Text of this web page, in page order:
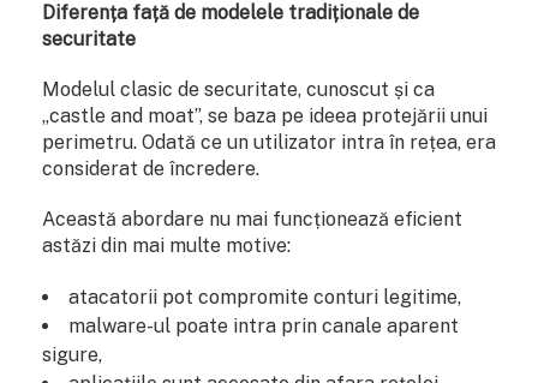
Diferența față de modelele tradiționale de
securitate
Modelul clasic de securitate, cunoscut și ca
„castle and moat”, se baza pe ideea protejării unui
perimetru. Odată ce un utilizator intra în rețea, era
considerat de încredere.
Această abordare nu mai funcționează eficient
astăzi din mai multe motive:
atacatorii pot compromite conturi legitime,
malware-ul poate intra prin canale aparent
sigure,